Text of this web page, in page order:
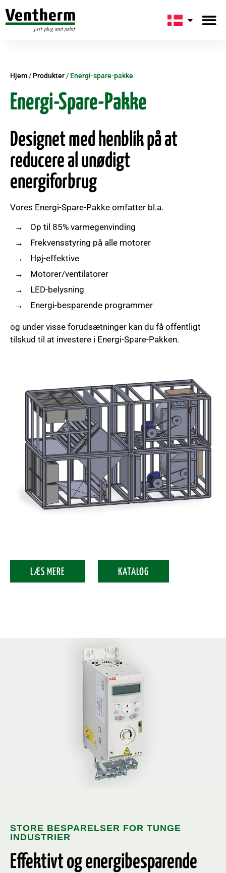
Hjem/ Produkter/ Energi-spare-pakke
Energi-Spare-Pakke
Designet med henblik på at
reducere al unødigt
energiforbrug
Vores Energi-Spare-Pakke omfatter bl.a.
Op til 85% varmegenvinding
Frekvensstyring på alle motorer
Høj-effektive
Motorer/ventilatorer
LED-belysning
Energi-besparende programmer
og under visse forudsætninger kan du få offentligt
tilskud til at investere i Energi-Spare-Pakken.
LÆS MERE KATALOG
STORE BESPARELSER FOR TUNGE
INDUSTRIER
Effektivt og energibesparende